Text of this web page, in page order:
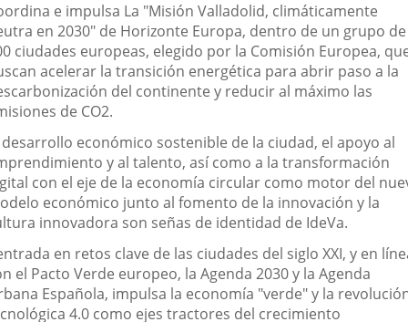
e impulsa La "Misión Valladolid, climáticamente
en 2030" de Horizonte Europa, dentro de un grupo de
ciudades europeas, elegido por la Comisión Europea,
acelerar la transición energética para abrir paso a la
del continente y reducir al máximo las
de CO2.
desarrollo económico sostenible de la ciudad, el apoyo al
y al talento, así como a la transformación
con el eje de la economía circular como motor del
económico junto al fomento de la innovación y la
innovadora son señas de identidad de IdeVa.
en retos clave de las ciudades del siglo XXI, y en
el Pacto Verde europeo, la Agenda 2030 y la Agenda
Española, impulsa la economía "verde" y la
4.0 como ejes tractores del crecimiento